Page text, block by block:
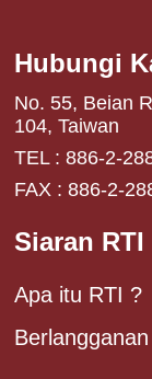
Hubungi
No. 55, Beian
104, Taiwan
TEL : 886-2-
FAX : 886-2-
Siaran RTI
Apa itu RTI ?